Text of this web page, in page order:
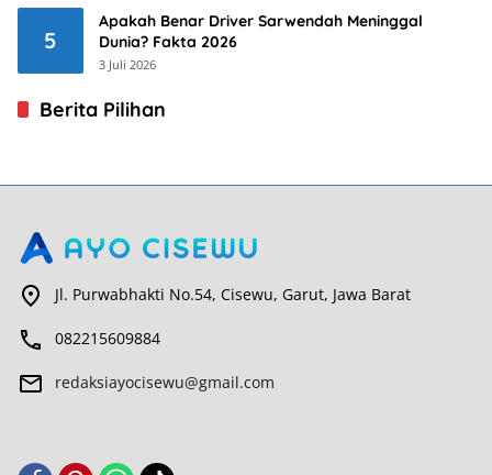
5
Apakah Benar Driver Sarwendah Meninggal
Dunia? Fakta 2026
3 Juli 2026
Berita Pilihan
Jl. Purwabhakti No.54, Cisewu, Garut, Jawa Barat
082215609884
redaksiayocisewu@gmail.com